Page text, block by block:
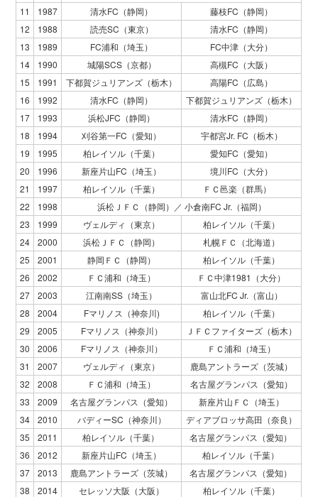
11
1987 清水FC（静岡）
藤枝FC（静岡）
12
1988 読売SC（東京）
清水FC（静岡）
13
1989 FC浦和（埼玉）
FC中津（大分）
14
1990 城陽SCS（京都）
高槻FC（大阪）
15
1991 下都賀ジュリアンズ（栃木）
高陽FC（広島）
16
1992 清水FC（静岡）
下都賀ジュリアンズ（栃木）
17
1993 浜松JFC（静岡）
清水FC（静岡）
18
1994 刈谷第一FC（愛知）
宇都宮Jr. FC（栃木）
19
1995 柏レイソル（千葉）
愛知FC（愛知）
20
1996 新座片山FC（埼玉）
境川FC（大分）
21
1997 柏レイソル（千葉）
ＦＣ邑楽（群馬）
22
1998
浜松ＪＦＣ（静岡）／ 小倉南FC Jr.（福岡）
23
1999 ヴェルディ（東京）
柏レイソル（千葉）
24
2000 浜松ＪＦＣ（静岡）
札幌ＦＣ（北海道）
25
2001 静岡ＦＣ（静岡）
柏レイソル（千葉）
26
2002 ＦＣ浦和（埼玉）
ＦＣ中津1981（大分）
27
2003 江南南SS（埼玉）
富山北FC Jr.（富山）
28
2004 Fマリノス（神奈川)
柏レイソル（千葉）
29
2005 Fマリノス（神奈川）
ＪＦＣファイターズ（栃木）
30
2006 Fマリノス（神奈川）
ＦＣ浦和（埼玉）
31
2007 ヴェルディ（東京）
鹿島アントラーズ（茨城）
32
2008 ＦＣ浦和（埼玉）
名古屋グランパス（愛知）
33
2009 名古屋グランパス（愛知）
新座片山ＦＣ（埼玉）
34
2010 バディーSC（神奈川）
ディアブロッサ高田（奈良）
35
2011 柏レイソル（千葉）
名古屋グランパス（愛知）
36
2012 新座片山FC（埼玉）
柏レイソル（千葉）
37
2013 鹿島アントラーズ（茨城）
名古屋グランパス（愛知）
38
2014 セレッソ大阪（大阪）
柏レイソル（千葉）